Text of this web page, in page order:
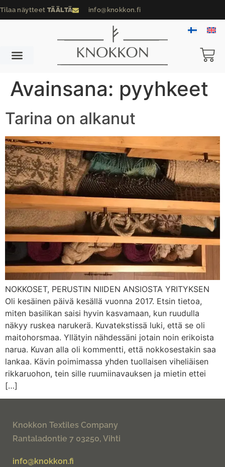
Tilaa näytteet TÄÄLTÄ info@knokkon.fi
Avainsana: pyyhkeet
Tarina on alkanut
NOKKOSET, PERUSTIN NIIDEN ANSIOSTA YRITYKSEN
Oli kesäinen päivä kesällä vuonna 2017. Etsin tietoa,
miten basilikan saisi hyvin kasvamaan, kun ruudulla
näkyy ruskea narukerä. Kuvatekstissä luki, että se oli
maitohorsmaa. Yllätyin nähdessäni jotain noin erikoista
narua. Kuvan alla oli kommentti, että nokkosestakin saa
lankaa. Kävin poimimassa yhden tuollaisen viheliäisen
rikkaruohon, tein sille ruumiinavauksen ja mietin ettei
[…]
Knokkon Textiles Company
Rantaladontie 7 03250, Vihti
info@knokkon.fi